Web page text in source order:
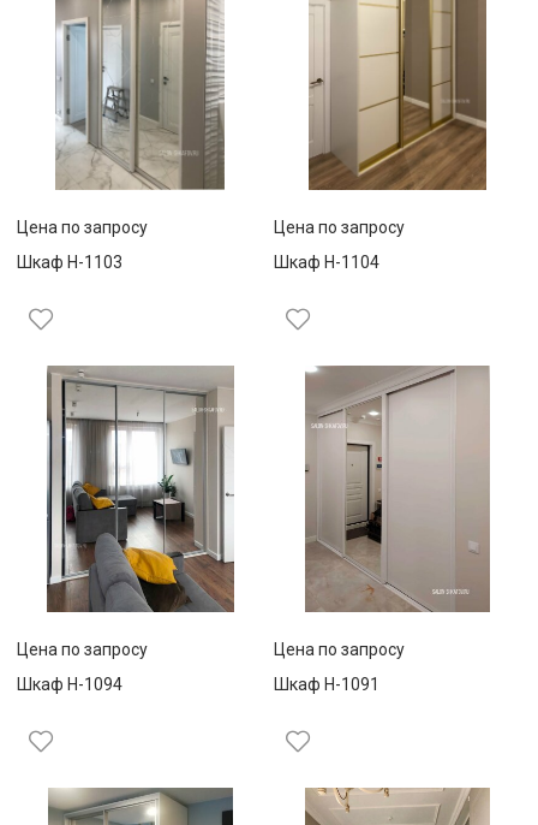
Цена по запросу
Шкаф Н-1103
Цена по запросу
Шкаф Н-1104
Цена по запросу
Шкаф Н-1094
Цена по запросу
Шкаф Н-1091